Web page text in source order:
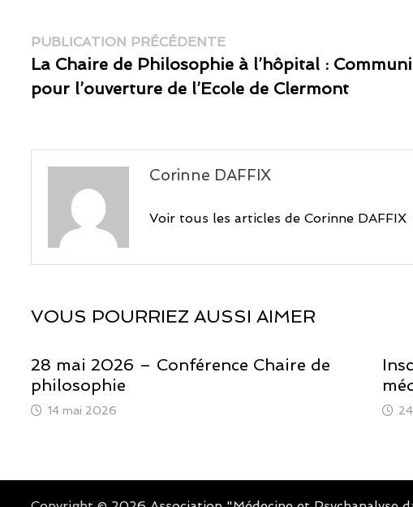
Navigation
de
l’article
PUBLICATION PRÉCÉDENTEPublication
précédente :
La Chaire de Philosophie à l’hôpital :
pour l’ouverture de l’Ecole de Clermont
Corinne DAFFIX
Voir tous les articles de Corinne DAFFIX
VOUS POURRIEZ AUSSI AIMER
28 mai 2026 – Conférence Chaire de
philosophie
14 mai 2026